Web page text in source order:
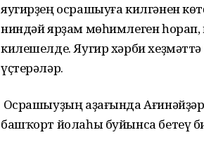
яугирҙең осрашыуға килгәнен
ниндәй ярҙам мөһимлеген
килешелде. Яугир хәрби
үҫтерәләр.
Осрашыуҙың аҙағында
башҡорт йолаһы буйынса бетеү